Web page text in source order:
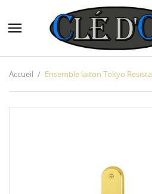

Accueil Ensemble laiton Tokyo Resista